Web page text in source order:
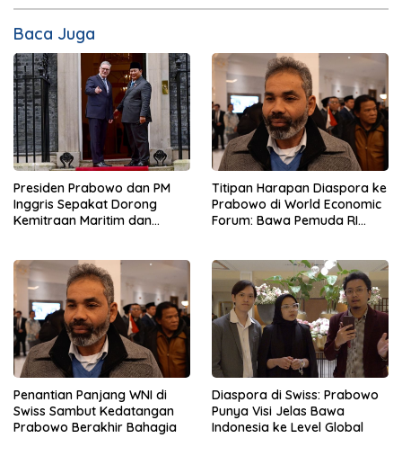
Baca Juga
Presiden Prabowo dan PM
Inggris Sepakat Dorong
Kemitraan Maritim dan
Titipan Harapan Diaspora ke
Prabowo di World Economic
Forum: Bawa Pemuda RI
Penantian Panjang WNI di
Swiss Sambut Kedatangan
Prabowo Berakhir Bahagia
Diaspora di Swiss: Prabowo
Punya Visi Jelas Bawa
Indonesia ke Level Global